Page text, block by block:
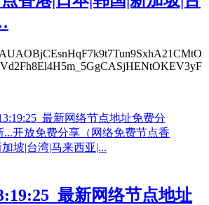
最新网络节点地址